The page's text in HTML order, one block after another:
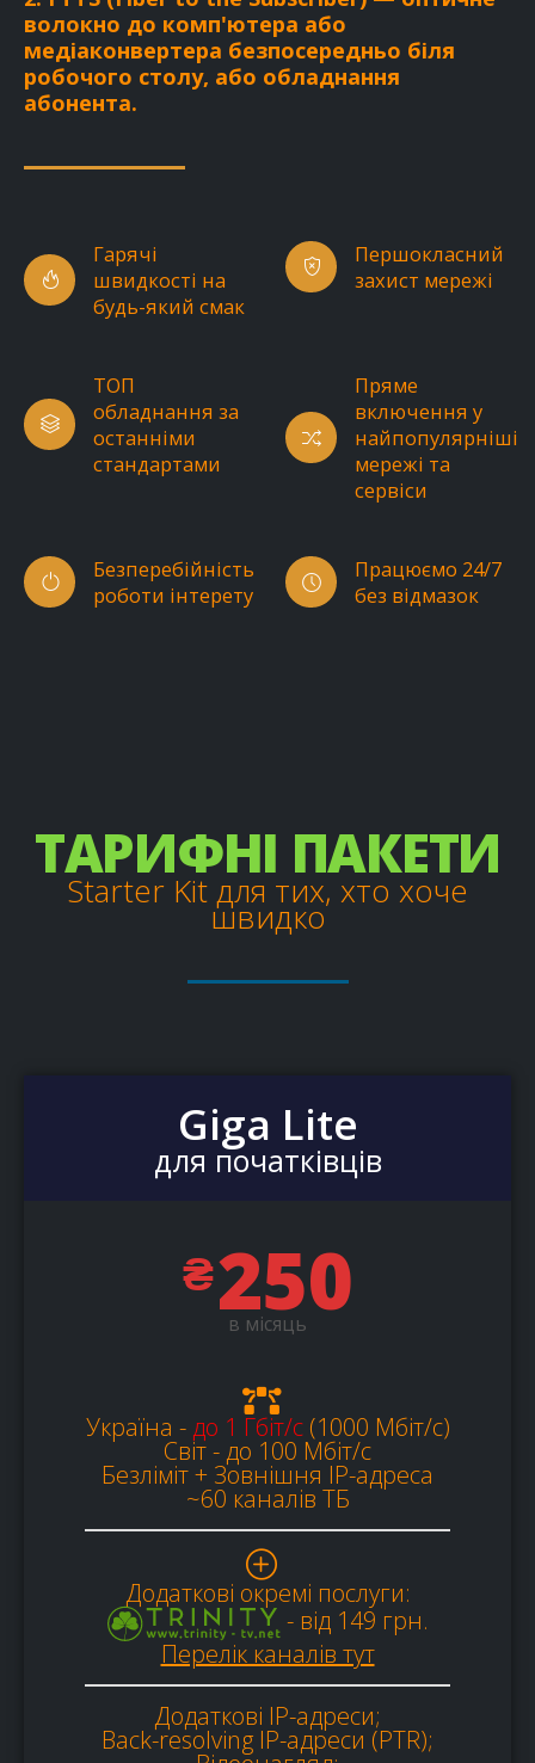
волокно до комп'ютера або
медіаконвертера безпосередньо біля
робочого столу, або обладнання
абонента.
Гарячі
швидкості на
будь-який смак
Першокласний
захист мережі
ТОП
обладнання за
останніми
стандартами
Пряме
включення у
найпопулярніші
мережі та
сервіси
Безперебійність
роботи інтерету
Працюємо 24/7
без відмазок
ТАРИФНІ ПАКЕТИ
Starter Kit для тих, хто хоче
швидко
Giga Lite
для початківців
₴250
в місяць
Україна - до 1 Гбіт/c(1000 Мбіт/c)
Світ - до 100 Мбіт/с
Безліміт + Зовнішня IP-адреса
~60 каналів ТБ
Додаткові окремі послуги:
- від 149 грн.
Перелік каналів тут
Додаткові IP-адреси;
Back-resolving IP-адреси (PTR);